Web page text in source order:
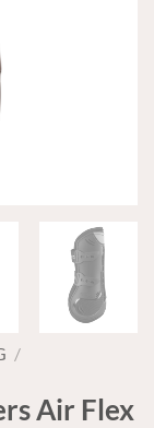
/
Air Flex